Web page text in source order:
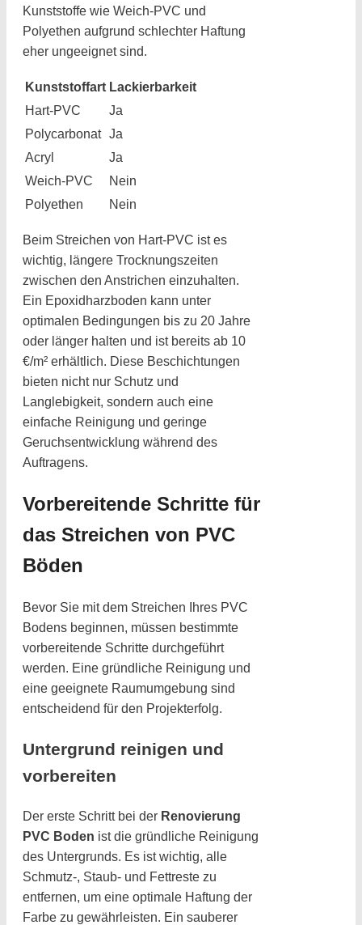
Kunststoffe wie Weich-PVC und
Polyethen aufgrund schlechter Haftung
eher ungeeignet sind.
Kunststoffart Lackierbarkeit
Hart-PVC
Ja
Polycarbonat Ja
Acryl
Ja
Weich-PVC
Nein
Polyethen
Nein
Beim Streichen von Hart-PVC ist es
wichtig, längere Trocknungszeiten
zwischen den Anstrichen einzuhalten.
Ein Epoxidharzboden kann unter
optimalen Bedingungen bis zu 20 Jahre
oder länger halten und ist bereits ab 10
€/m² erhältlich. Diese Beschichtungen
bieten nicht nur Schutz und
Langlebigkeit, sondern auch eine
einfache Reinigung und geringe
Geruchsentwicklung während des
Auftragens.
Vorbereitende Schritte für
das Streichen von PVC
Böden
Bevor Sie mit dem Streichen Ihres PVC
Bodens beginnen, müssen bestimmte
vorbereitende Schritte durchgeführt
werden. Eine gründliche Reinigung und
eine geeignete Raumumgebung sind
entscheidend für den Projekterfolg.
Untergrund reinigen und
vorbereiten
Der erste Schritt bei der Renovierung
PVC Boden ist die gründliche Reinigung
des Untergrunds. Es ist wichtig, alle
Schmutz-, Staub- und Fettreste zu
entfernen, um eine optimale Haftung der
Farbe zu gewährleisten. Ein sauberer